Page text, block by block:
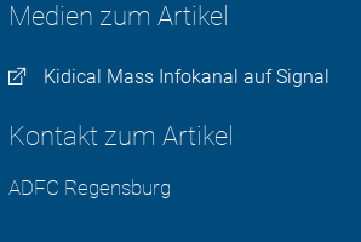
Medien zum Artikel
Kidical Mass Infokanal auf Signal
Kontakt zum Artikel
ADFC Regensburg